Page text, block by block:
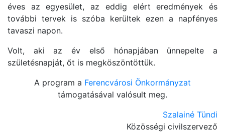
éves az egyesület, az eddig elért eredmények és
további tervek is szóba kerültek ezen a napfényes
tavaszi napon.
Volt, aki az év első hónapjában ünnepelte a
születésnapját, őt is megköszöntöttük.
A program a Ferencvárosi Önkormányzat
támogatásával valósult meg.
Szalainé Tündi
Közösségi civilszervező